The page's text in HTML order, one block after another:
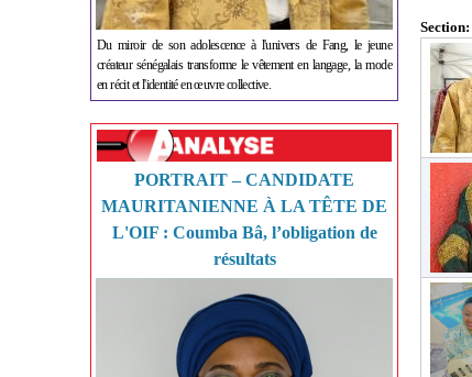
Du miroir de son adolescence à l'univers de Fang, le jeune
créateur sénégalais transforme le vêtement en langage, la mode
en récit et l'identité en œuvre collective.
PORTRAIT – CANDIDATE
MAURITANIENNE À LA TÊTE DE
L'OIF : Coumba Bâ, l’obligation de
résultats
Section: